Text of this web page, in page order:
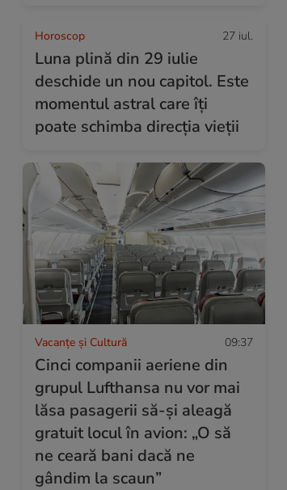
Horoscop 27 iul.
Luna plină din 29 iulie
deschide un nou capitol. Este
momentul astral care îți
poate schimba direcția vieții
Vacanțe și Cultură 09:37
Cinci companii aeriene din
grupul Lufthansa nu vor mai
lăsa pasagerii să-și aleagă
gratuit locul în avion: „O să
ne ceară bani dacă ne
gândim la scaun”